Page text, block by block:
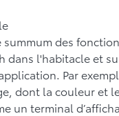
summum des
dans l'habitacle et
Par
dont la couleur et
un terminal